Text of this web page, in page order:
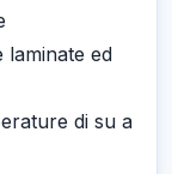
ed
di su a